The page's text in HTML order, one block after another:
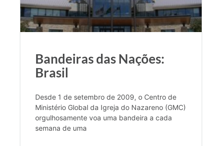
Bandeiras das Nações:
Brasil
Desde 1 de setembro de 2009, o Centro de
Ministério Global da Igreja do Nazareno (GMC)
orgulhosamente voa uma bandeira a cada
semana de uma